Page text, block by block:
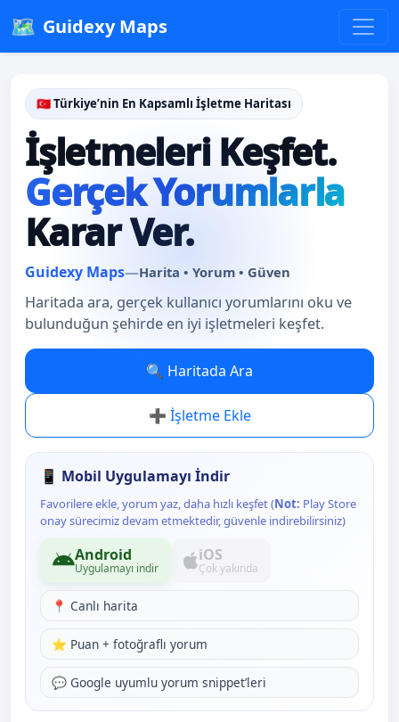
🗺️ Guidexy Maps
🇹🇷 Türkiye’nin En Kapsamlı İşletme Haritası
İşletmeleri Keşfet.
Gerçek Yorumlarla
Karar Ver.
Guidexy Maps—Harita • Yorum • Güven
Haritada ara, gerçek kullanıcı yorumlarını oku ve
bulunduğun şehirde en iyi işletmeleri keşfet.
🔍 Haritada Ara
➕ İşletme Ekle
📱 Mobil Uygulamayı İndir
Favorilere ekle, yorum yaz, daha hızlı keşfet (Not: Play Store
onay sürecimiz devam etmektedir, güvenle indirebilirsiniz)
Android
Uygulamayı indir
iOS
Çok yakında
📍 Canlı harita
⭐ Puan + fotoğraflı yorum
💬 Google uyumlu yorum snippet’leri